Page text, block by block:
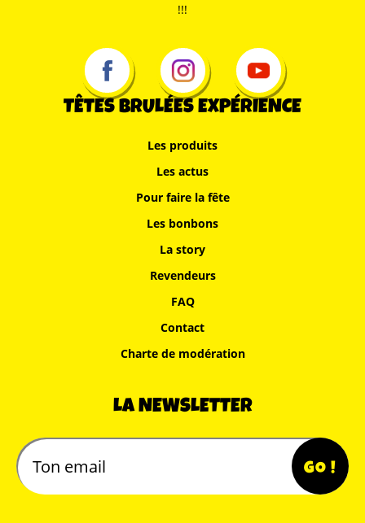
!!!
TÊTES BRULÉES EXPÉRIENCE
Les produits
Les actus
Pour faire la fête
Les bonbons
La story
Revendeurs
FAQ
Contact
Charte de modération
LA NEWSLETTER